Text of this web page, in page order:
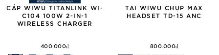
CÁP WIWU TITANLINK WI-
C104 100W 2-IN-1
WIRELESS CHARGER
400.000₫
TAI WIWU CHỤP MAX
HEADSET TD-15 ANC
800.000₫